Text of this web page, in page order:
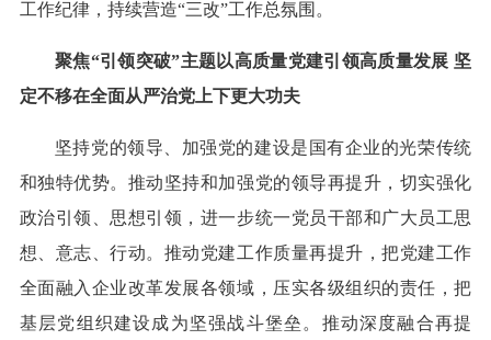
工作纪律，持续营造“三改”工作总氛围。
聚焦“引领突破”主题以高质量党建引领高质量发展 坚
定不移在全面从严治党上下更大功夫
坚持党的领导、加强党的建设是国有企业的光荣传统
和独特优势。推动坚持和加强党的领导再提升，切实强化
政治引领、思想引领，进一步统一党员干部和广大员工思
想、意志、行动。推动党建工作质量再提升，把党建工作
全面融入企业改革发展各领域，压实各级组织的责任，把
基层党组织建设成为坚强战斗堡垒。推动深度融合再提